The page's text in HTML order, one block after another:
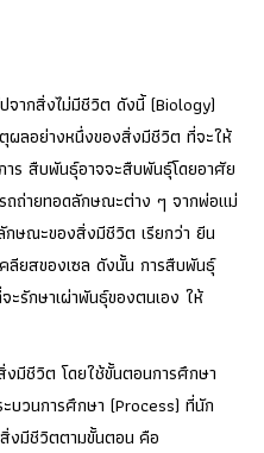
ากสิ่งไม่มีชีวิต ดังนี้ (Biology)
ผลอย่างหนึ่งของสิ่งมีชีวิต ที่จะให้
าร สืบพันธุ์อาจจะสืบพันธุ์โดยอาศัย
ถถ่ายทอดลักษณะต่าง ๆ จากพ่อแม่
ษณะของสิ่งมีชีวิต เรียกว่า ยีน
ลียสของเซล ดังนั้น การสืบพันธุ์
รักษาเผ่าพันธุ์ของตนเอง ให้
งมีชีวิต โดยใช้ขั้นตอนการศึกษา
บวนการศึกษา (Process) ที่นัก
งมีชีวิตตามขั้นตอน คือ